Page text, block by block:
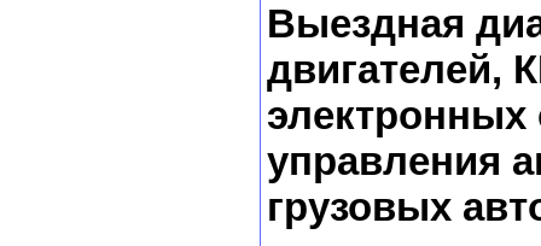
Выездная
двигателей,
электронных
управления
грузовых